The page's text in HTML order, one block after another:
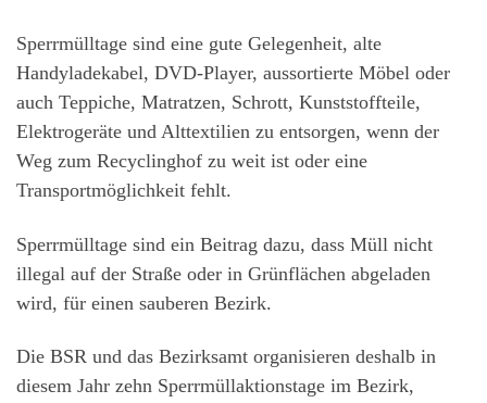
Sperrmülltage sind eine gute Gelegenheit, alte
Handyladekabel, DVD-Player, aussortierte Möbel oder
auch Teppiche, Matratzen, Schrott, Kunststoffteile,
Elektrogeräte und Alttextilien zu entsorgen, wenn der
Weg zum Recyclinghof zu weit ist oder eine
Transportmöglichkeit fehlt.
Sperrmülltage sind ein Beitrag dazu, dass Müll nicht
illegal auf der Straße oder in Grünflächen abgeladen
wird, für einen sauberen Bezirk.
Die BSR und das Bezirksamt organisieren deshalb in
diesem Jahr zehn Sperrmüllaktionstage im Bezirk,